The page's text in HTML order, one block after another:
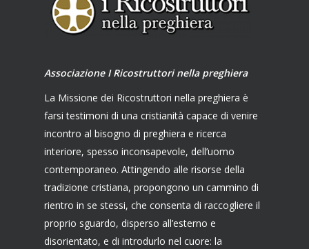
Associazione I Ricostruttori nella preghiera
La Missione dei Ricostruttori nella preghiera è
farsi testimoni di una cristianità capace di venire
incontro al bisogno di preghiera e ricerca
interiore, spesso inconsapevole, dell’uomo
contemporaneo. Attingendo alle risorse della
tradizione cristiana, propongono un cammino di
rientro in se stessi, che consenta di raccogliere il
proprio sguardo, disperso all’esterno e
disorientato, e di introdurlo nel cuore: la